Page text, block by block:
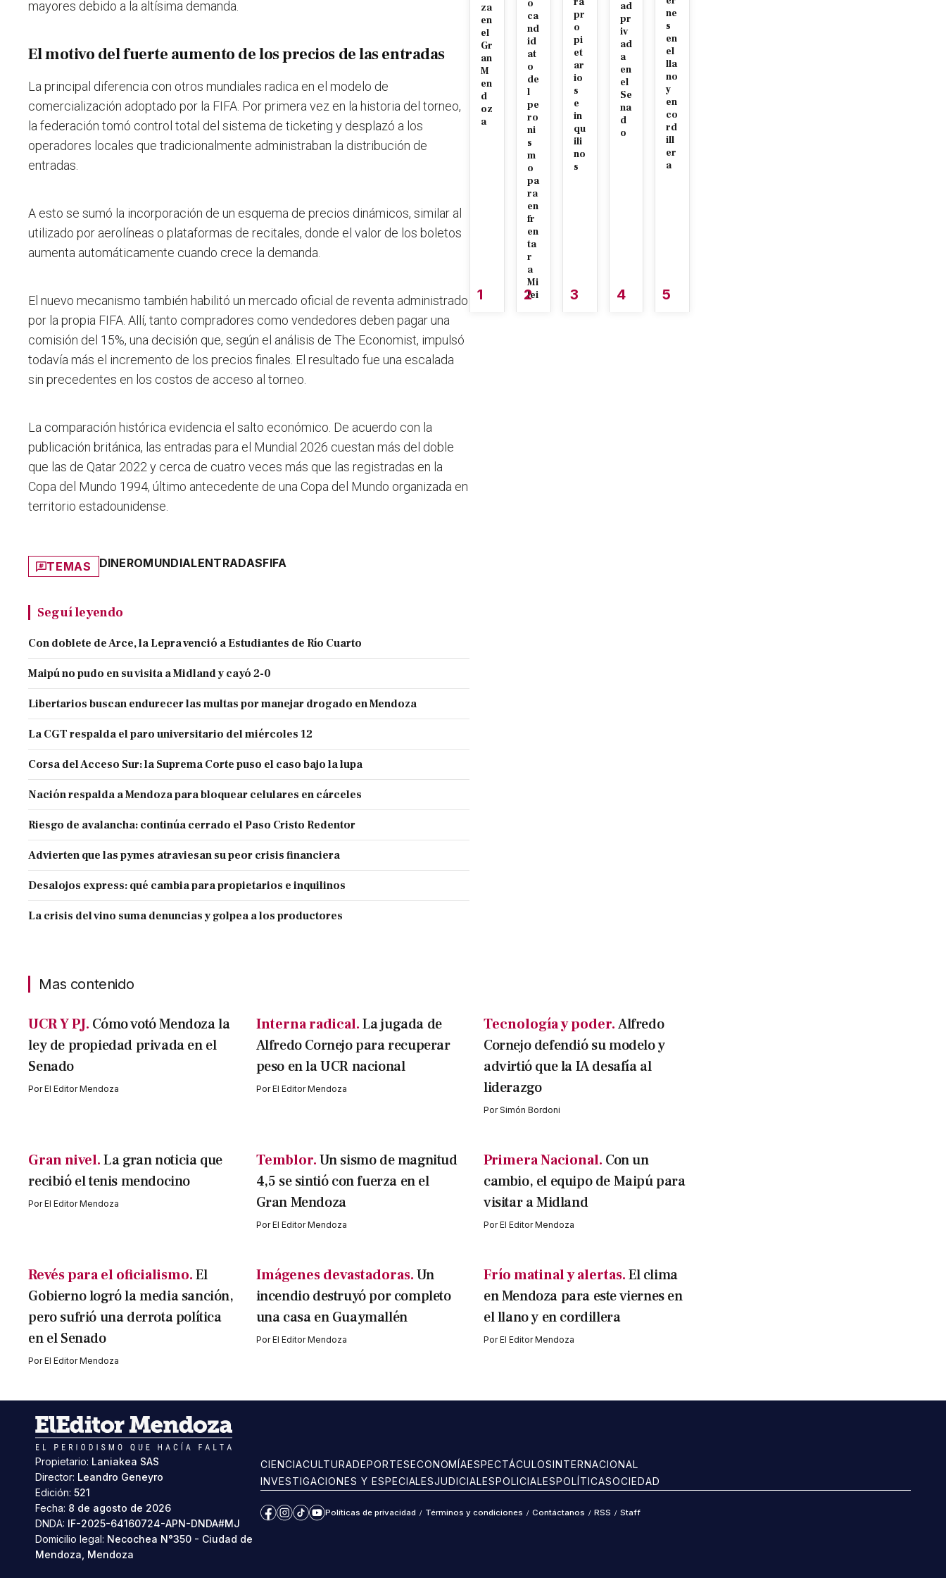
mayores debido a la altísima demanda.
El motivo del fuerte aumento de los precios de las entradas
La principal diferencia con otros mundiales radica en el modelo de
comercialización adoptado por la FIFA. Por primera vez en la historia del torneo,
la federación tomó control total del sistema de ticketing y desplazó a los
operadores locales que tradicionalmente administraban la distribución de
entradas.
A esto se sumó la incorporación de un esquema de precios dinámicos, similar al
utilizado por aerolíneas o plataformas de recitales, donde el valor de los boletos
aumenta automáticamente cuando crece la demanda.
El nuevo mecanismo también habilitó un mercado oficial de reventa administrado
por la propia FIFA. Allí, tanto compradores como vendedores deben pagar una
comisión del 15%, una decisión que, según el análisis de The Economist, impulsó
todavía más el incremento de los precios finales. El resultado fue una escalada
sin precedentes en los costos de acceso al torneo.
La comparación histórica evidencia el salto económico. De acuerdo con la
publicación británica, las entradas para el Mundial 2026 cuestan más del doble
que las de Qatar 2022 y cerca de cuatro veces más que las registradas en la
Copa del Mundo 1994, último antecedente de una Copa del Mundo organizada en
territorio estadounidense.
TEMAS DINEROMUNDIALENTRADASFIFA
Seguí leyendo
Con doblete de Arce, la Lepra venció a Estudiantes de Río Cuarto
Maipú no pudo en su visita a Midland y cayó 2-0
Libertarios buscan endurecer las multas por manejar drogado en Mendoza
La CGT respalda el paro universitario del miércoles 12
Corsa del Acceso Sur: la Suprema Corte puso el caso bajo la lupa
Nación respalda a Mendoza para bloquear celulares en cárceles
Riesgo de avalancha: continúa cerrado el Paso Cristo Redentor
Advierten que las pymes atraviesan su peor crisis financiera
Desalojos express: qué cambia para propietarios e inquilinos
La crisis del vino suma denuncias y golpea a los productores
za
en
el
Gr
an
M
en
d
oz
a
1
o
ca
nd
id
at
o
de
l
pe
ro
ni
s
m
o
pa
ra
en
fr
en
ta
r
a
Mi
lei
2
pr
o
pi
et
ar
io
s
e
in
qu
ili
no
s
3
ad
pr
iv
ad
a
en
el
Se
na
d
o
4
ne
s
en
el
lla
no
y
en
co
rd
ill
er
a
5
Mas contenido
UCR Y PJ. Cómo votó Mendoza la
ley de propiedad privada en el
Senado
PorEl Editor Mendoza
Interna radical.La jugada de
Alfredo Cornejo para recuperar
peso en la UCR nacional
PorEl Editor Mendoza
Tecnología y poder.Alfredo
Cornejo defendió su modelo y
advirtió que la IA desafía al
liderazgo
PorSimón Bordoni
Gran nivel. La gran noticia que
recibió el tenis mendocino
PorEl Editor Mendoza
Temblor.Un sismo de magnitud
4,5 se sintió con fuerza en el
Gran Mendoza
PorEl Editor Mendoza
Primera Nacional. Con un
cambio, el equipo de Maipú para
visitar a Midland
PorEl Editor Mendoza
Revés para el oficialismo. El
Gobierno logró la media sanción,
pero sufrió una derrota política
en el Senado
PorEl Editor Mendoza
Imágenes devastadoras.Un
incendio destruyó por completo
una casa en Guaymallén
PorEl Editor Mendoza
Frío matinal y alertas.El clima
en Mendoza para este viernes en
el llano y en cordillera
PorEl Editor Mendoza
Propietario: Laniakea SAS
Director: Leandro Geneyro
Edición: 521
Fecha: 8 de agosto de 2026
DNDA: IF-2025-64160724-APN-DNDA#MJ
Domicilio legal: Necochea N°350 - Ciudad de
Mendoza, Mendoza
CIENCIACULTURADEPORTESECONOMÍAESPECTÁCULOSINTERNACIONAL
INVESTIGACIONES Y ESPECIALESJUDICIALESPOLICIALESPOLÍTICASOCIEDAD
Facebook
Instagram
TikTokYouTube
Políticas de privacidad / Términos y condiciones / Contáctanos / RSS / Staff